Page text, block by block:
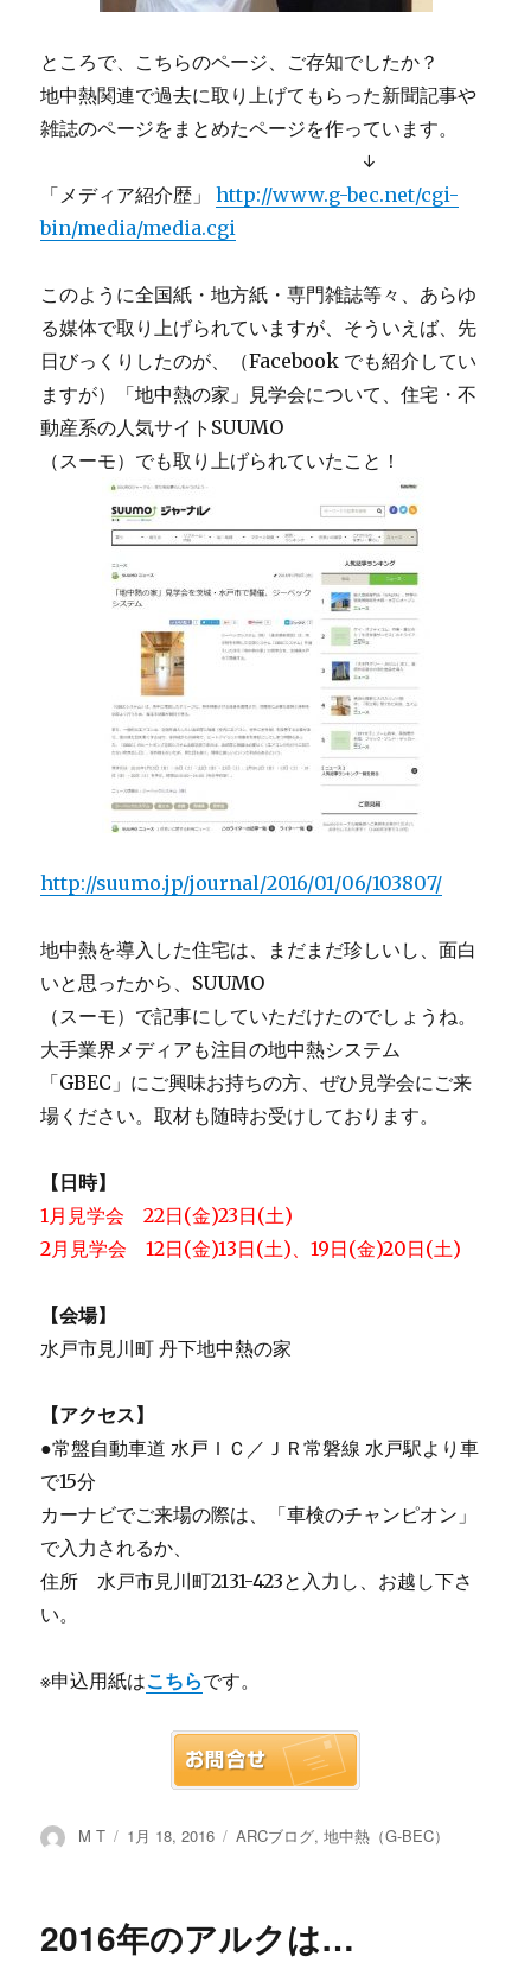
ところで、こちらのページ、ご存知でしたか？
地中熱関連で過去に取り上げてもらった新聞記事や
雑誌のページをまとめたページを作っています。
↓
「メディア紹介歴」http://www.g-bec.net/cgi-
bin/media/media.cgi
このように全国紙・地方紙・専門雑誌等々、あらゆ
る媒体で取り上げられていますが、そういえば、先
日びっくりしたのが、（Facebook でも紹介してい
ますが）「地中熱の家」見学会について、住宅・不
動産系の人気サイトSUUMO
（スーモ）でも取り上げられていたこと！
http://suumo.jp/journal/2016/01/06/103807/
地中熱を導入した住宅は、まだまだ珍しいし、面白
いと思ったから、SUUMO
（スーモ）で記事にしていただけたのでしょうね。
大手業界メディアも注目の地中熱システム
「GBEC」にご興味お持ちの方、ぜひ見学会にご来
場ください。取材も随時お受けしております。
【日時】
1月見学会 22日(金)23日(土)
2月見学会 12日(金)13日(土)、19日(金)20日(土)
【会場】
水戸市見川町 丹下地中熱の家
【アクセス】
●常盤自動車道 水戸ＩＣ／ＪＲ常磐線 水戸駅より車
で15分
カーナビでご来場の際は、「車検のチャンピオン」
で入力されるか、
住所 水戸市見川町2131-423と入力し、お越し下さ
い。
※申込用紙はこちらです。
投
M T
投
1月 18, 2016
カ
ー
ARCブログ,地中熱（G-BEC）
2016年のアルクは…